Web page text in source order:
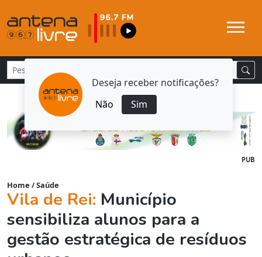
Deseja receber notificações?
Não
Sim
PUB
Home /Saúde
Vila de Rei: Município
sensibiliza alunos para a
gestão estratégica de resíduos